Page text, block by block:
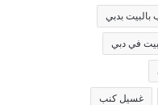
بدبي
في دبي
غسيل كنب